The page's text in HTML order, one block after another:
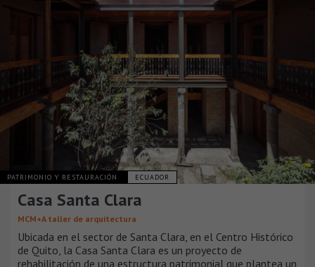
PATRIMONIO Y RESTAURACIÓN ECUADOR
Casa Santa Clara
MCM+A taller de arquitectura
Ubicada en el sector de Santa Clara, en el Centro Histórico
de Quito, la Casa Santa Clara es un proyecto de
rehabilitación de una estructura patrimonial que plantea un